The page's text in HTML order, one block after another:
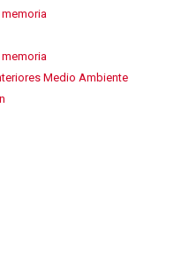
Medio Ambiente